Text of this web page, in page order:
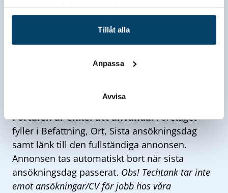
Tillåt alla
Anpassa
Avvisa
Techtank driver jobbportalen
Talangattraktion.se, där medlemsföretag kan
vi spridningen och synligheten för industrins
närmare 3 000 tjänster publicerats på portalen.
Portalen är enkel att använda.Företaget
fyller i Befattning, Ort, Sista ansökningsdag
samt länk till den fullständiga annonsen.
Annonsen tas automatiskt bort när sista
ansökningsdag passerat. Obs! Techtank tar inte
emot ansökningar/CV för jobb hos våra